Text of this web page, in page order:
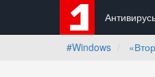
#Windows